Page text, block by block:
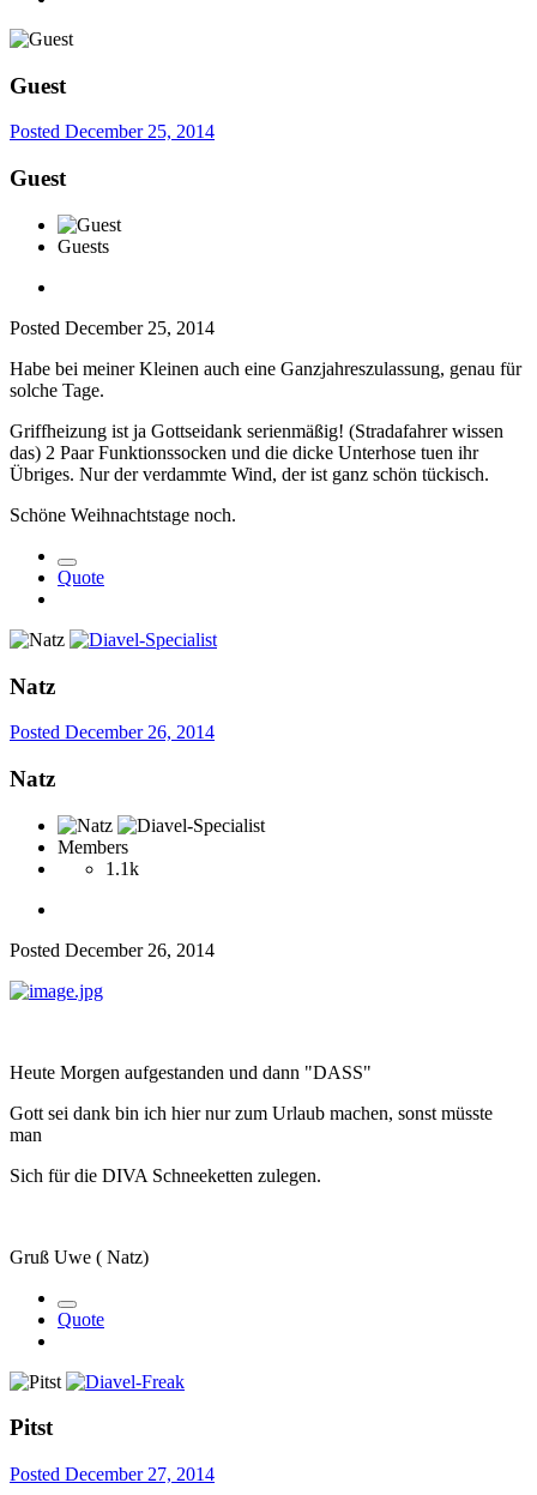
Guest
Posted December 25, 2014
Guest
Guests
Posted December 25, 2014
Habe bei meiner Kleinen auch eine Ganzjahreszulassung, genau für
solche Tage.
Griffheizung ist ja Gottseidank serienmäßig! (Stradafahrer wissen
das) 2 Paar Funktionssocken und die dicke Unterhose tuen ihr
Übriges. Nur der verdammte Wind, der ist ganz schön tückisch.
Schöne Weihnachtstage noch.
Quote
Natz
Posted December 26, 2014
Natz
Members
1.1k
Posted December 26, 2014
Heute Morgen aufgestanden und dann "DASS"
Gott sei dank bin ich hier nur zum Urlaub machen, sonst müsste
man
Sich für die DIVA Schneeketten zulegen.
Gruß Uwe ( Natz)
Quote
Pitst
Posted December 27, 2014